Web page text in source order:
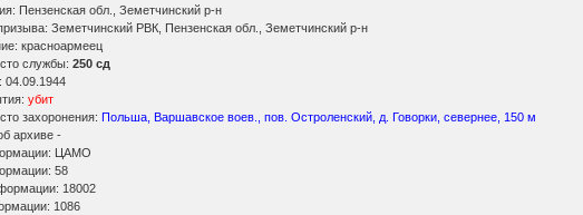
Пензенская обл., Земетчинский р-н
Земетчинский РВК, Пензенская обл., Земетчинский р-н
красноармеец
службы:250 сд
04.09.1944
убит
захоронения: Польша, Варшавское воев., пов. Остроленский, д. Говорки, севернее, 150 м
архиве -
ЦАМО
58
18002
1086